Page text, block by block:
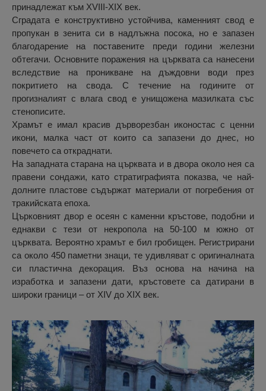
принадлежат към XVIII-XIX век.
Сградата е конструктивно устойчива, каменният свод е
пропукан в зенита си в надлъжна посока, но е запазен
благодарение на поставените преди години железни
обтегачи. Основните поражения на църквата са нанесени
вследствие на проникване на дъждовни води през
покритието на свода. С течение на годините от
прогизналият с влага свод е унищожена мазилката със
стенописите.
Храмът е имал красив дърворезбан иконостас с ценни
икони, малка част от които са запазени до днес, но
повечето са откраднати.
На западната старана на църквата и в двора около нея са
правени сондажи, като стратиграфията показва, че най-
долните пластове съдържат материали от погребения от
тракийската епоха.
Църковният двор е осеян с каменни кръстове, подобни и
еднакви с тези от некропола на 50-100 м южно от
църквата. Вероятно храмът е бил гробищен. Регистрирани
са около 450 паметни знаци, те удивляват с оригиналната
си пластична декорация. Въз основа на начина на
изработка и запазени дати, кръстовете са датирани в
широки граници – от XIV до XIX век.